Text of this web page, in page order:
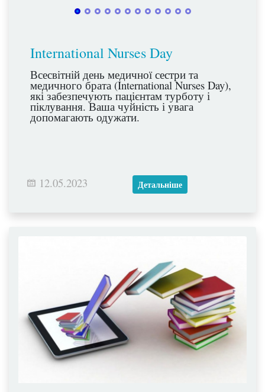
International Nurses Day
Всесвітній день медичної сестри та
медичного брата (International Nurses Day),
які забезпечують пацієнтам турботу і
піклування. Ваша чуйність і увага
допомагають одужати.
12.05.2023 Детальніше